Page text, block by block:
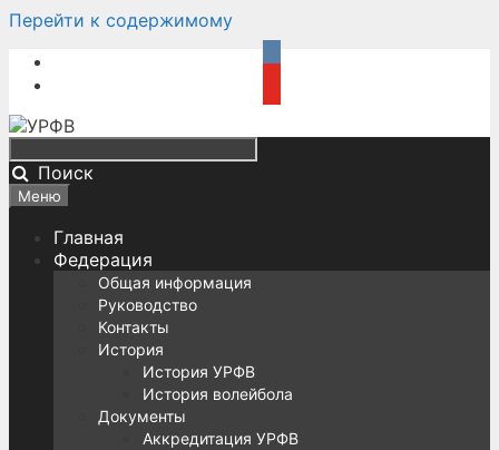
Перейти к содержимому
Поиск
Меню
Главная
Федерация
Общая информация
Руководство
Контакты
История
История УРФВ
История волейбола
Документы
Аккредитация УРФВ